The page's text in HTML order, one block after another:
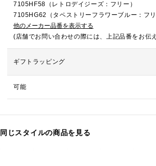
7105HF58（レトロデイジーズ：フリー）
7105HG62（タペストリーフラワーブルー：フリ
他のメーカー品番を表示する
(店舗でお問い合わせの際には、上記品番をお伝
ギフトラッピング
可能
同じスタイルの商品を見る